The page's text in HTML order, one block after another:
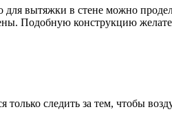
вытяжки в стене можно
Подобную конструкцию
следить за тем, чтобы